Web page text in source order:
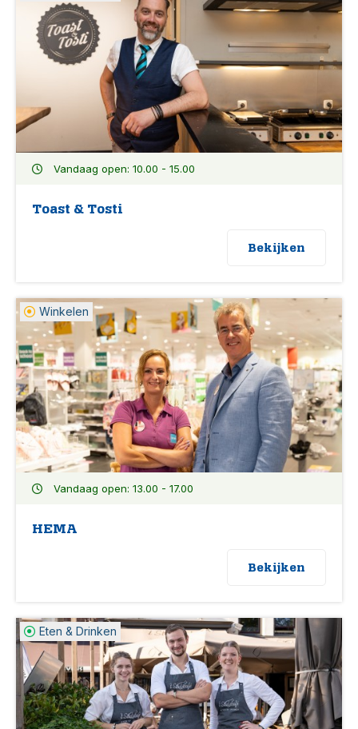
Vandaag open: 10.00 - 15.00
Toast & Tosti
Bekijken
Winkelen
Vandaag open: 13.00 - 17.00
HEMA
Bekijken
Eten & Drinken